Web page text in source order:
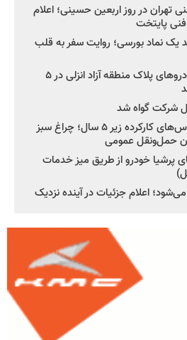
فنی تهران در روز اربعین حسینی؛ اعلام
فنی پایتخت
یک نماد بورسی؛ روایت سفر به قلب
استاندار گیلان: تردد خودروهای پلاک منطقه آزاد انزلی در ۵
شرکت گواه شد
صدور مجوز واردات اتوبوس‌های کارکرده زیر ۵ سال؛ چراغ سبز
حمل‌ونقل عمومی
پرشیا خودرو از طریق میز خدمات
اعلام جزئیات در آینده نزدیک